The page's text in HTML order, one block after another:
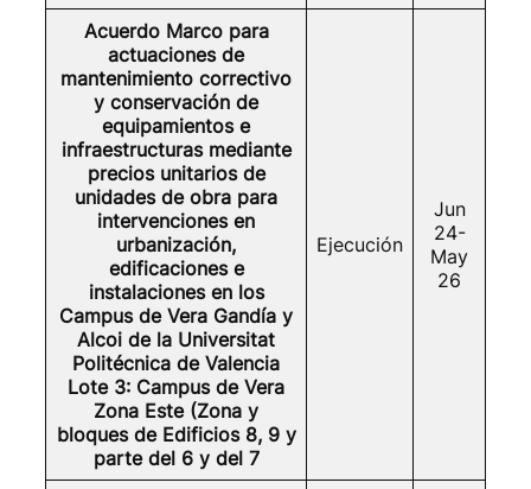
Acuerdo Marco para
actuaciones de
mantenimiento correctivo
y conservación de
equipamientos e
infraestructuras mediante
precios unitarios de
unidades de obra para
intervenciones en
urbanización,
edificaciones e
instalaciones en los
Campus de Vera Gandía y
Alcoi de la Universitat
Politécnica de Valencia
Lote 3: Campus de Vera
Zona Este (Zona y
bloques de Edificios 8, 9 y
parte del 6 y del 7
Ejecución
Jun
24-
May
26